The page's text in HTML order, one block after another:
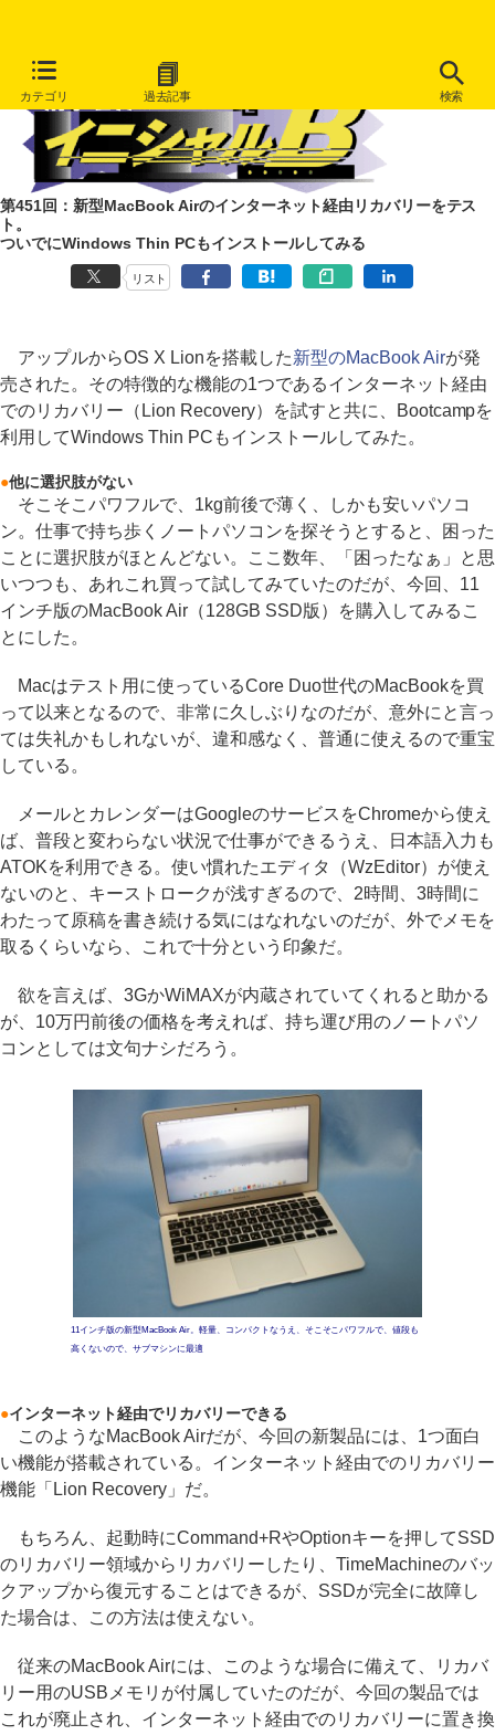
カテゴリ 過去記事 検索
第451回：新型MacBook Airのインターネット経由リカバリーをテス
ト。
ついでにWindows Thin PCもインストールしてみる
リスト
アップルからOS X Lionを搭載した新型のMacBook Airが発
売された。その特徴的な機能の1つであるインターネット経由
でのリカバリー（Lion Recovery）を試すと共に、Bootcampを
利用してWindows Thin PCもインストールしてみた。
●他に選択肢がない
そこそこパワフルで、1kg前後で薄く、しかも安いパソコ
ン。仕事で持ち歩くノートパソコンを探そうとすると、困った
ことに選択肢がほとんどない。ここ数年、「困ったなぁ」と思
いつつも、あれこれ買って試してみていたのだが、今回、11
インチ版のMacBook Air（128GB SSD版）を購入してみるこ
とにした。
Macはテスト用に使っているCore Duo世代のMacBookを買
って以来となるので、非常に久しぶりなのだが、意外にと言っ
ては失礼かもしれないが、違和感なく、普通に使えるので重宝
している。
メールとカレンダーはGoogleのサービスをChromeから使え
ば、普段と変わらない状況で仕事ができるうえ、日本語入力も
ATOKを利用できる。使い慣れたエディタ（WzEditor）が使え
ないのと、キーストロークが浅すぎるので、2時間、3時間に
わたって原稿を書き続ける気にはなれないのだが、外でメモを
取るくらいなら、これで十分という印象だ。
欲を言えば、3GかWiMAXが内蔵されていてくれると助かる
が、10万円前後の価格を考えれば、持ち運び用のノートパソ
コンとしては文句ナシだろう。
11インチ版の新型MacBook Air。軽量、コンパクトなうえ、そこそこパワフルで、値段も
高くないので、サブマシンに最適
●インターネット経由でリカバリーできる
このようなMacBook Airだが、今回の新製品には、1つ面白
い機能が搭載されている。インターネット経由でのリカバリー
機能「Lion Recovery」だ。
もちろん、起動時にCommand+RやOptionキーを押してSSD
のリカバリー領域からリカバリーしたり、TimeMachineのバッ
クアップから復元することはできるが、SSDが完全に故障し
た場合は、この方法は使えない。
従来のMacBook Airには、このような場合に備えて、リカバ
リー用のUSBメモリが付属していたのだが、今回の製品では
これが廃止され、インターネット経由でのリカバリーに置き換